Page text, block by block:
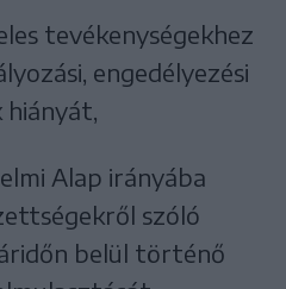
tevékenységekhez
engedélyezési
Alap irányába
szóló
belül történő